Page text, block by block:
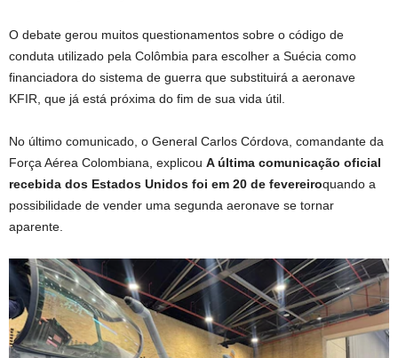
O debate gerou muitos questionamentos sobre o código de
conduta utilizado pela Colômbia para escolher a Suécia como
financiadora do sistema de guerra que substituirá a aeronave
KFIR, que já está próxima do fim de sua vida útil.
No último comunicado, o General Carlos Córdova, comandante da
Força Aérea Colombiana, explicou A última comunicação oficial
recebida dos Estados Unidos foi em 20 de fevereiroquando a
possibilidade de vender uma segunda aeronave se tornar
aparente.